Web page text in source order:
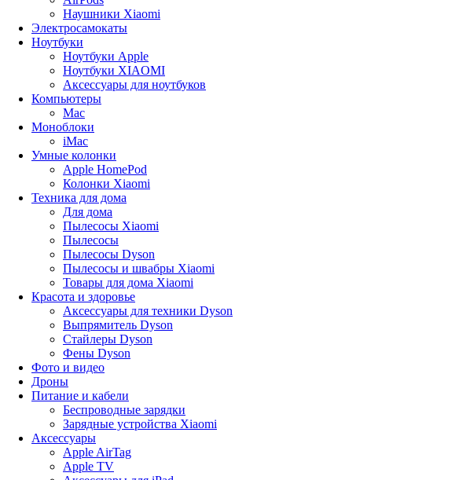
Наушники Xiaomi
Электросамокаты
Ноутбуки
Ноутбуки Apple
Ноутбуки XIAOMI
Аксессуары для ноутбуков
Компьютеры
Mac
Моноблоки
iMac
Умные колонки
Apple HomePod
Колонки Xiaomi
Техника для дома
Для дома
Пылесосы Xiaomi
Пылесосы
Пылесосы Dyson
Пылесосы и швабры Xiaomi
Товары для дома Xiaomi
Красота и здоровье
Аксессуары для техники Dyson
Выпрямитель Dyson
Стайлеры Dyson
Фены Dyson
Фото и видео
Дроны
Питание и кабели
Беспроводные зарядки
Зарядные устройства Xiaomi
Аксессуары
Apple AirTag
Apple TV